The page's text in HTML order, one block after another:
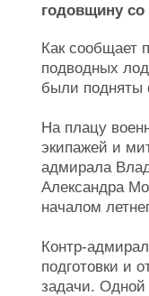
годовщину со
Как сообщает
подводных
были подняты
На плацу
экипажей и
адмирала
Александра
началом
Контр-
подготовки и
задачи. Одной